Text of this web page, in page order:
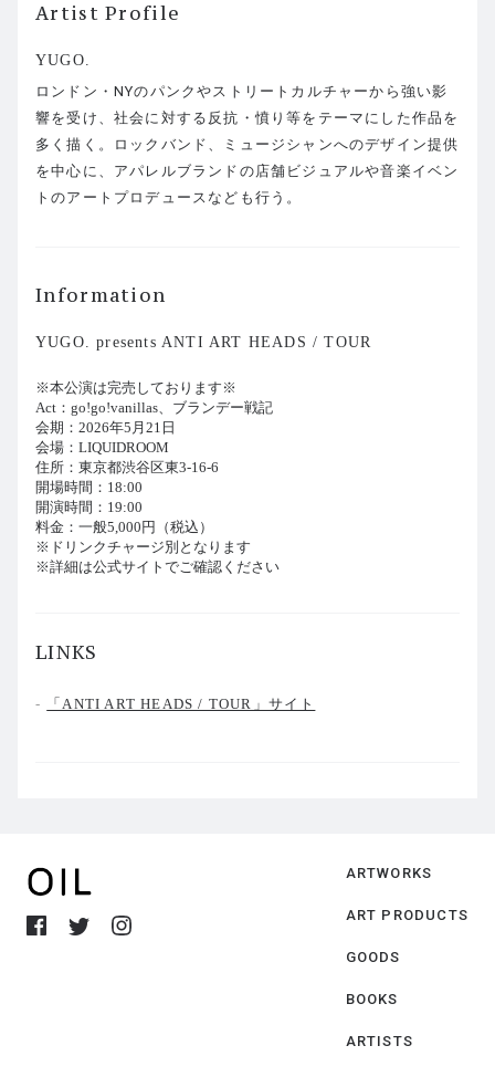
Artist Profile
YUGO.
ロンドン・NYのパンクやストリートカルチャーから強い影
響を受け、社会に対する反抗・憤り等をテーマにした作品を
多く描く。ロックバンド、ミュージシャンへのデザイン提供
を中心に、アパレルブランドの店舗ビジュアルや音楽イベン
トのアートプロデュースなども行う。
Information
YUGO. presents ANTI ART HEADS / TOUR
※本公演は完売しております※
Act：go!go!vanillas、ブランデー戦記
会期：2026年5月21日
会場：LIQUIDROOM
住所：東京都渋谷区東3-16-6
開場時間：18:00
開演時間：19:00
料金：一般5,000円（税込）
※ドリンクチャージ別となります
※詳細は公式サイトでご確認ください
LINKS
「ANTI ART HEADS / TOUR」サイト
ARTWORKS
ART PRODUCTS
GOODS
BOOKS
ARTISTS